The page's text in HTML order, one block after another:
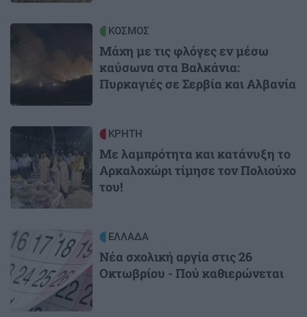
ΚΟΣΜΟΣ
Μάχη με τις φλόγες εν μέσω
καύσωνα στα Βαλκάνια:
Πυρκαγιές σε Σερβία και Αλβανία
Image ΚΡΗΤΗ
Με λαμπρότητα και κατάνυξη το
Αρκαλοχώρι τίμησε τον Πολιούχο
του!
Image ΕΛΛΑΔΑ
Νέα σχολική αργία στις 26
Οκτωβρίου - Πού καθιερώνεται